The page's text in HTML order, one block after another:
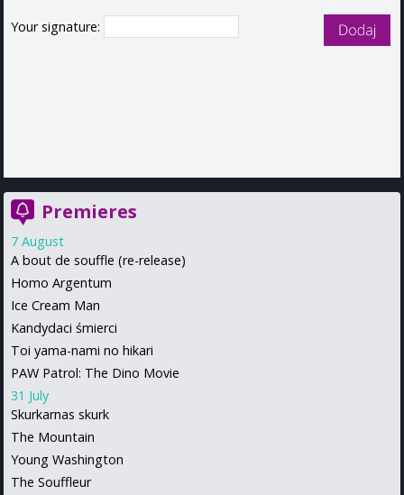
Your signature:
Premieres
7 August
A bout de souffle (re-release)
Homo Argentum
Ice Cream Man
Kandydaci śmierci
Toi yama-nami no hikari
PAW Patrol: The Dino Movie
31 July
Skurkarnas skurk
The Mountain
Young Washington
The Souffleur